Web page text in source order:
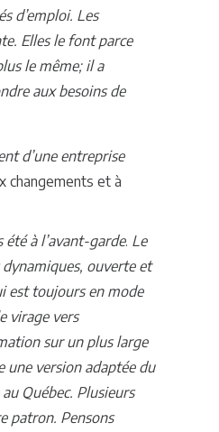
d’emploi. Les
Elles le font parce
le même; il a
aux besoins de
d’une entreprise
changements et à
été à l’avant-garde. Le
ouverte et
est toujours en mode
virage vers
sur un plus large
une version adaptée du
Québec. Plusieurs
patron. Pensons